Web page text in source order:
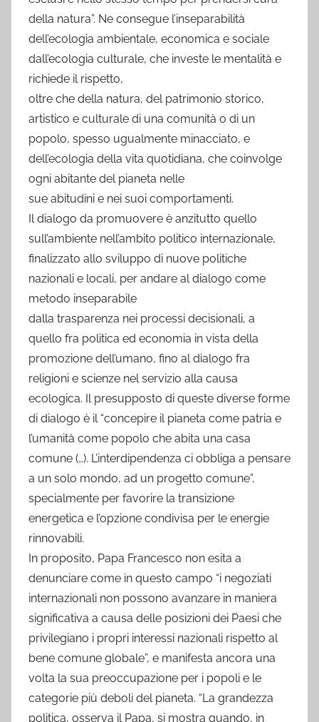
della natura”. Ne consegue l’inseparabilità
dell’ecologia ambientale, economica e sociale
dall’ecologia culturale, che investe le mentalità e
richiede il rispetto,
oltre che della natura, del patrimonio storico,
artistico e culturale di una comunità o di un
popolo, spesso ugualmente minacciato, e
dell’ecologia della vita quotidiana, che coinvolge
ogni abitante del pianeta nelle
sue abitudini e nei suoi comportamenti.
Il dialogo da promuovere è anzitutto quello
sull’ambiente nell’ambito politico internazionale,
finalizzato allo sviluppo di nuove politiche
nazionali e locali, per andare al dialogo come
metodo inseparabile
dalla trasparenza nei processi decisionali, a
quello fra politica ed economia in vista della
promozione dell’umano, fino al dialogo fra
religioni e scienze nel servizio alla causa
ecologica. Il presupposto di queste diverse forme
di dialogo è il “concepire il pianeta come patria e
l’umanità come popolo che abita una casa
comune (…). L’interdipendenza ci obbliga a pensare
a un solo mondo, ad un progetto comune”,
specialmente per favorire la transizione
energetica e l’opzione condivisa per le energie
rinnovabili.
In proposito, Papa Francesco non esita a
denunciare come in questo campo “i negoziati
internazionali non possono avanzare in maniera
significativa a causa delle posizioni dei Paesi che
privilegiano i propri interessi nazionali rispetto al
bene comune globale”, e manifesta ancora una
volta la sua preoccupazione per i popoli e le
categorie più deboli del pianeta. “La grandezza
politica, osserva il Papa, si mostra quando, in